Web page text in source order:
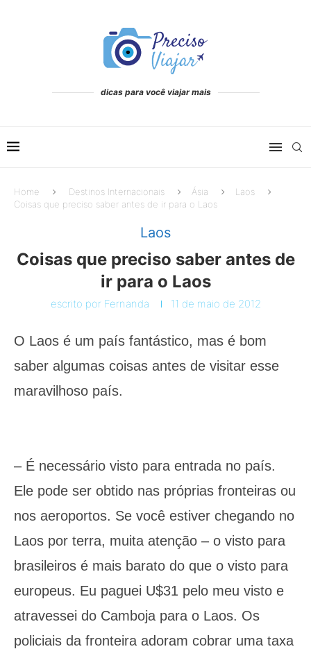
dicas para você viajar mais
Home Destinos Internacionais Ásia
Laos
Coisas que preciso saber antes de ir para o Laos
Laos
Coisas que preciso saber antes de
ir para o Laos
escrito por Fernanda 11 de maio de 2012
O Laos é um país fantástico, mas é bom
saber algumas coisas antes de visitar esse
maravilhoso país.
– É necessário visto para entrada no país.
Ele pode ser obtido nas próprias fronteiras ou
nos aeroportos. Se você estiver chegando no
Laos por terra, muita atenção – o visto para
brasileiros é mais barato do que o visto para
europeus. Eu paguei U$31 pelo meu visto e
atravessei do Camboja para o Laos. Os
policiais da fronteira adoram cobrar uma taxa